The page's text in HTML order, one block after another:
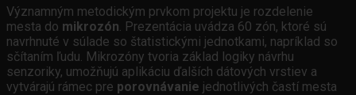
Významným metodickým prvkom projektu je rozdelenie
mesta do mikrozón. Prezentácia uvádza 60 zón, ktoré sú
navrhnuté v súlade so štatistickými jednotkami, napríklad so
sčítaním ľudu. Mikrozóny tvoria základ logiky návrhu
senzoriky, umožňujú aplikáciu ďalších dátových vrstiev a
vytvárajú rámec pre porovnávanie jednotlivých častí mesta